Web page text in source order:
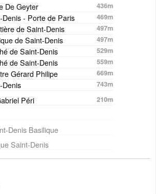
De Geyter
436m
Denis - Porte de Paris
469m
de Saint-Denis
497m
de Saint-Denis
497m
de Saint-Denis
529m
de Saint-Denis
559m
Gérard Philipe
669m
Denis
743m
Péri
210m
Denis Basilique
Saint-Denis